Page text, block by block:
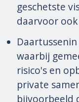
geschetste
daarvoor
waarbij
risico's en
private
bijvoorbeeld